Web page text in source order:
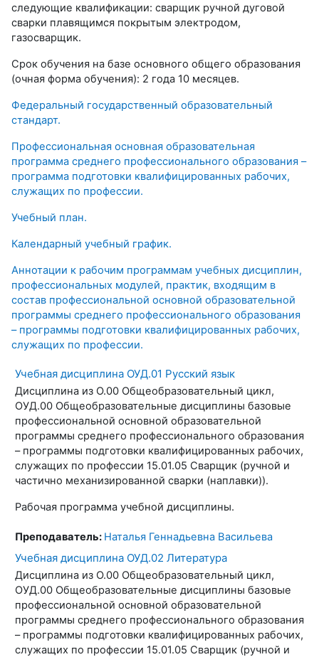
следующие квалификации: сварщик ручной дуговой
сварки плавящимся покрытым электродом,
газосварщик.
Срок обучения на базе основного общего образования
(очная форма обучения): 2 года 10 месяцев.
Федеральный государственный образовательный
стандарт.
Профессиональная основная образовательная
программа среднего профессионального образования –
программа подготовки квалифицированных рабочих,
служащих по профессии.
Учебный план.
Календарный учебный график.
Аннотации к рабочим программам учебных дисциплин,
профессиональных модулей, практик, входящим в
состав профессиональной основной образовательной
программы среднего профессионального образования
– программы подготовки квалифицированных рабочих,
служащих по профессии.
Учебная дисциплина ОУД.01 Русский язык
Дисциплина из О.00 Общеобразовательный цикл,
ОУД.00 Общеобразовательные дисциплины базовые
профессиональной основной образовательной
программы среднего профессионального образования
– программы подготовки квалифицированных рабочих,
служащих по профессии 15.01.05 Сварщик (ручной и
частично механизированной сварки (наплавки)).
Рабочая программа учебной дисциплины.
Преподаватель: Наталья Геннадьевна Васильева
Учебная дисциплина ОУД.02 Литература
Дисциплина из О.00 Общеобразовательный цикл,
ОУД.00 Общеобразовательные дисциплины базовые
профессиональной основной образовательной
программы среднего профессионального образования
– программы подготовки квалифицированных рабочих,
служащих по профессии 15.01.05 Сварщик (ручной и